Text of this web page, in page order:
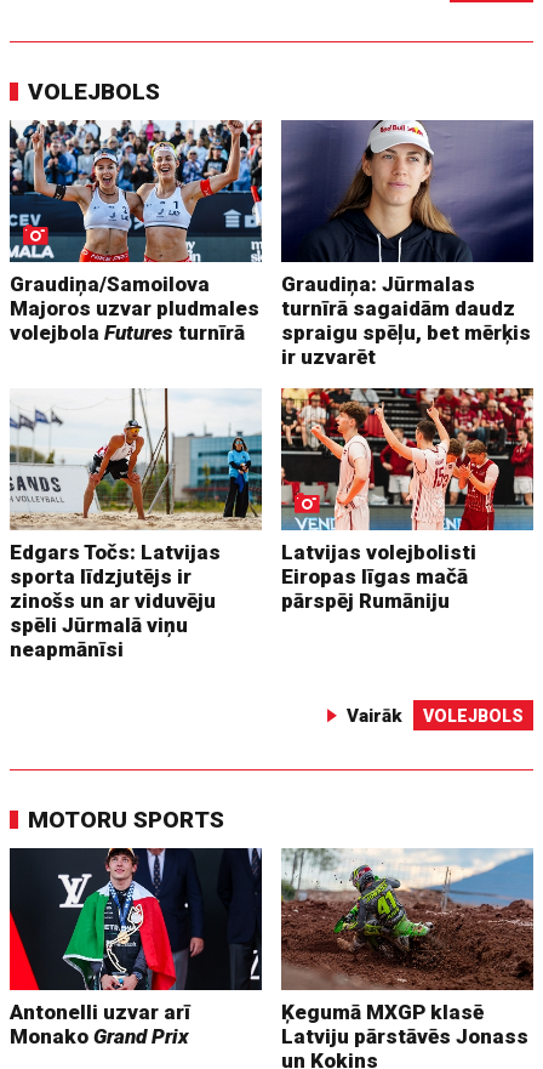
VOLEJBOLS
Graudiņa/Samoilova
Majoros uzvar pludmales
volejbolaFutures turnīrā
Graudiņa: Jūrmalas
turnīrā sagaidām daudz
spraigu spēļu, bet mērķis
ir uzvarēt
Edgars Točs: Latvijas
sporta līdzjutējs ir
zinošs un ar viduvēju
spēli Jūrmalā viņu
neapmānīsi
Latvijas volejbolisti
Eiropas līgas mačā
pārspēj Rumāniju
Vairāk VOLEJBOLS
MOTORU SPORTS
Antonelli uzvar arī
MonakoGrand Prix
Ķegumā MXGP klasē
Latviju pārstāvēs Jonass
un Kokins